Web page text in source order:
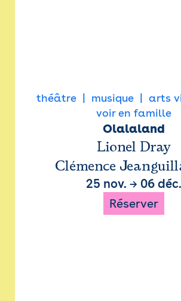
théâtre musique arts
voir en famille
Olalaland
Lionel Dray
Clémence
25 nov. → 06 déc.
Réserver